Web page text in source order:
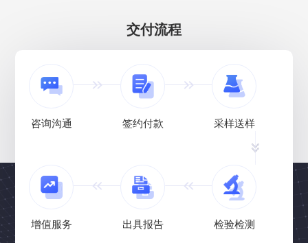
交付流程
咨询沟通 签约付款 采样送样
增值服务 出具报告 检验检测